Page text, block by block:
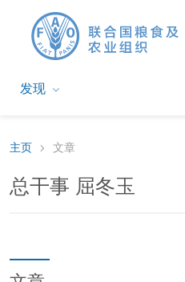
发现
主页 文章
总干事 屈冬玉